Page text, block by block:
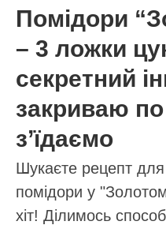
Помідори
– 3 ложки
секретний
закриваю по
з’їдаємо
Шукаєте рецепт для
помідори у
хіт! Ділимось